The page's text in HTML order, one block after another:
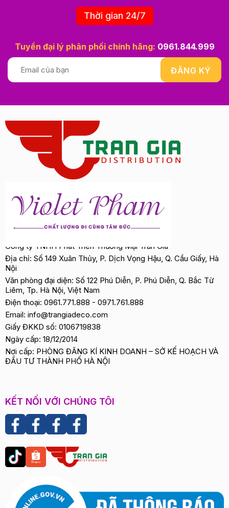
Thời gian 24/7
Tuyển đại lý phân phối chính hãng: 0961.844.999
Công ty TNHH Phát Triển Thương Mại Trần Gia
Địa chỉ: Số 149 Xuân Thủy, P. Dịch Vọng Hậu, Q. Cầu Giấy, Hà
Nội
Văn phòng đại diện: Số 122 Phú Diễn, P. Phú Diễn, Q. Bắc Từ
Liêm, Tp. Hà Nội, Việt Nam
Điện thoại: 0961.771.888 - 0971.761.888
Email: info@trangiadeco.com
Giấy ĐKKD số: 0106719838
Ngày cấp: 18/12/2014
Nơi cấp: PHÒNG ĐĂNG KÍ KINH DOANH – SỞ KẾ HOẠCH VÀ
ĐẦU TƯ THÀNH PHỐ HÀ NỘI
KẾT NỐI VỚI CHÚNG TÔI